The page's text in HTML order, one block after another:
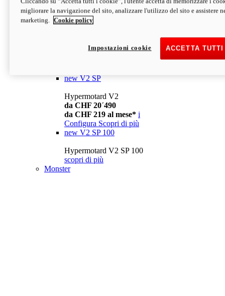
da CHF 13´990
Configura Scopri di più
newV2
da CHF 15´990
new V2 SP
Hypermotard V2
da CHF 20´490
da CHF 219 al mese* i
Configura Scopri di più
new V2 SP 100
Hypermotard V2 SP 100
scopri di più
Monster
migliorare la navigazione del sito, analizzare l'utilizzo del sito e assistere
marketing.
Cookie policy
ACCETTA
Impostazioni cookie